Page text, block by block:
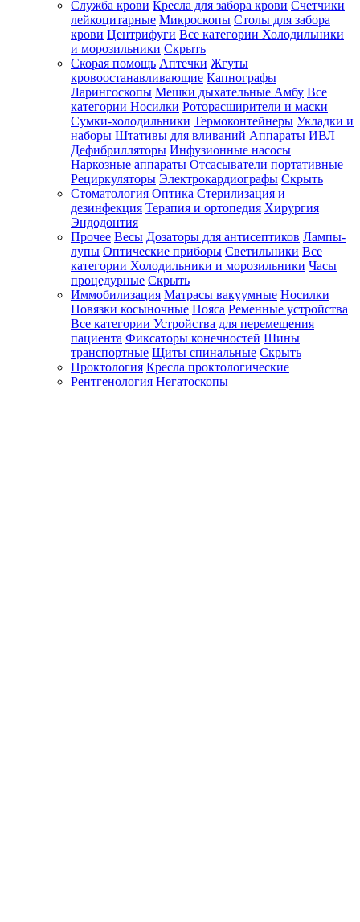
Служба крови Кресла для забора крови Счетчики
лейкоцитарные Микроскопы Столы для забора
крови Центрифуги Все категории Холодильники
и морозильники Скрыть
Скорая помощь Аптечки Жгуты
кровоостанавливающие Капнографы
Ларингоскопы Мешки дыхательные Амбу Все
категории Носилки Роторасширители и маски
Сумки-холодильники Термоконтейнеры Укладки и
наборы Штативы для вливаний Аппараты ИВЛ
Дефибрилляторы Инфузионные насосы
Наркозные аппараты Отсасыватели портативные
Рециркуляторы Электрокардиографы Скрыть
Стоматология Оптика Стерилизация и
дезинфекция Терапия и ортопедия Хирургия
Эндодонтия
Прочее Весы Дозаторы для антисептиков Лампы-
лупы Оптические приборы Светильники Все
категории Холодильники и морозильники Часы
процедурные Скрыть
Иммобилизация Матрасы вакуумные Носилки
Повязки косыночные Пояса Ременные устройства
Все категории Устройства для перемещения
пациента Фиксаторы конечностей Шины
транспортные Щиты спинальные Скрыть
Проктология Кресла проктологические
Рентгенология Негатоскопы